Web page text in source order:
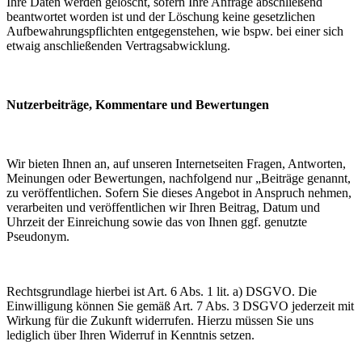
beantwortet worden ist und der Löschung keine gesetzlichen
Aufbewahrungspflichten entgegenstehen, wie bspw. bei einer sich
etwaig anschließenden Vertragsabwicklung.
Nutzerbeiträge, Kommentare und Bewertungen
Wir bieten Ihnen an, auf unseren Internetseiten Fragen, Antworten,
Meinungen oder Bewertungen, nachfolgend nur „Beiträge genannt,
zu veröffentlichen. Sofern Sie dieses Angebot in Anspruch nehmen,
verarbeiten und veröffentlichen wir Ihren Beitrag, Datum und
Uhrzeit der Einreichung sowie das von Ihnen ggf. genutzte
Pseudonym.
Rechtsgrundlage hierbei ist Art. 6 Abs. 1 lit. a) DSGVO. Die
Einwilligung können Sie gemäß Art. 7 Abs. 3 DSGVO jederzeit mit
Wirkung für die Zukunft widerrufen. Hierzu müssen Sie uns
lediglich über Ihren Widerruf in Kenntnis setzen.